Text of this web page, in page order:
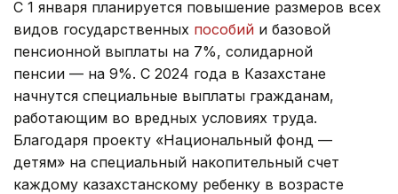
С 1 января планируется повышение размеров всех
видов государственных пособий и базовой
пенсионной выплаты на 7%, солидарной
пенсии — на 9%. С 2024 года в Казахстане
начнутся специальные выплаты гражданам,
работающим во вредных условиях труда.
Благодаря проекту «Национальный фонд —
детям» на специальный накопительный счет
каждому казахстанскому ребенку в возрасте